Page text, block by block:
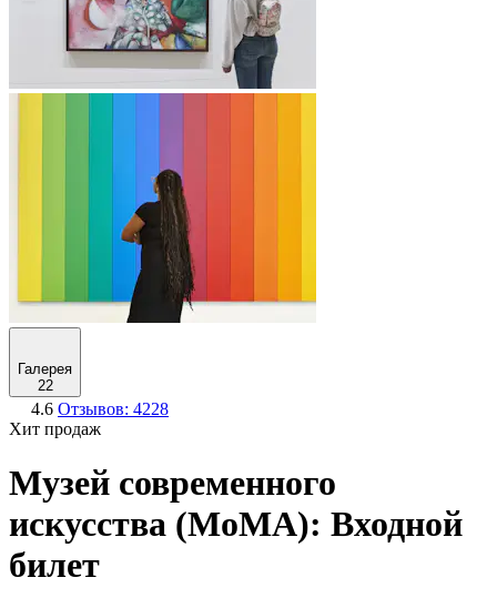
Галерея
22
4.6 Отзывов: 4228
Хит продаж
Музей современного
искусства (МоМА): Входной
билет